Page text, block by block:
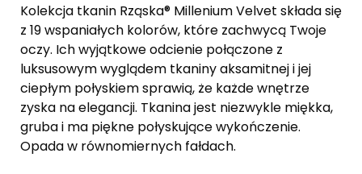
Kolekcja tkanin Rząska® Millenium Velvet składa się
z 19 wspaniałych kolorów, które zachwycą Twoje
oczy. Ich wyjątkowe odcienie połączone z
luksusowym wyglądem tkaniny aksamitnej i jej
ciepłym połyskiem sprawią, że każde wnętrze
zyska na elegancji. Tkanina jest niezwykle miękka,
gruba i ma piękne połyskujące wykończenie.
Opada w równomiernych fałdach.